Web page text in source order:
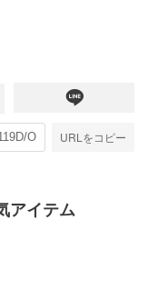
URLをコピー
アイテム